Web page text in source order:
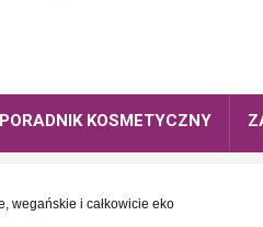
PORADNIK KOSMETYCZNY
wegańskie i całkowicie eko